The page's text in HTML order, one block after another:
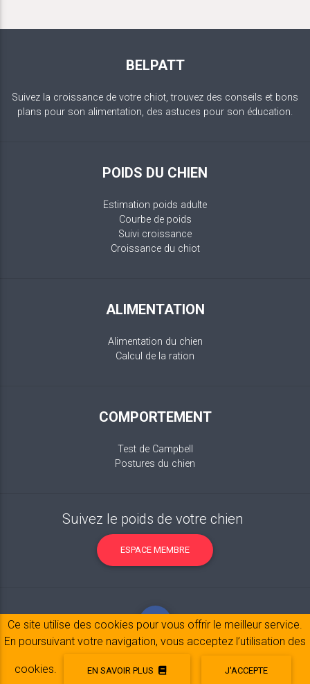
BELPATT
Suivez la croissance de votre chiot, trouvez des conseils et bons
plans pour son alimentation, des astuces pour son éducation.
POIDS DU CHIEN
Estimation poids adulte
Courbe de poids
Suivi croissance
Croissance du chiot
ALIMENTATION
Alimentation du chien
Calcul de la ration
COMPORTEMENT
Test de Campbell
Postures du chien
Suivez le poids de votre chien
ESPACE MEMBRE
Mentions légales© 2017-2020 Copyright:belpatt.fr
Ce site utilise des cookies pour vous offrir le meilleur service.
En poursuivant votre navigation, vous acceptez l’utilisation des
cookies. EN SAVOIR PLUS J'ACCEPTE